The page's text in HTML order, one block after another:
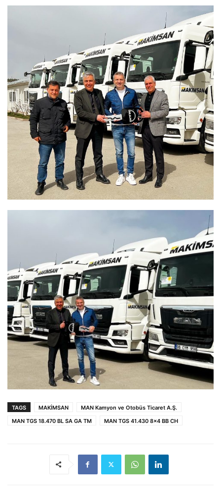
TAGS MAKİMSAN
MAN Kamyon ve Otobüs Ticaret A.Ş.
MAN TGS 18.470 BL SA GA TM
MAN TGS 41.430 8x4 BB CH